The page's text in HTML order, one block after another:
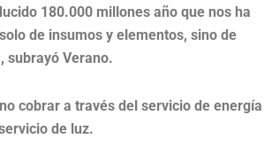
180.000 millones año que nos ha
de insumos y elementos, sino de
subrayó Verano.
cobrar a través del servicio de energía
de luz.